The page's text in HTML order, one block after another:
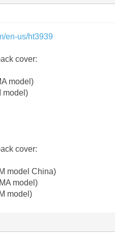
en-us/ht3939
cover:
model)
model)
cover:
model China)
model)
model)